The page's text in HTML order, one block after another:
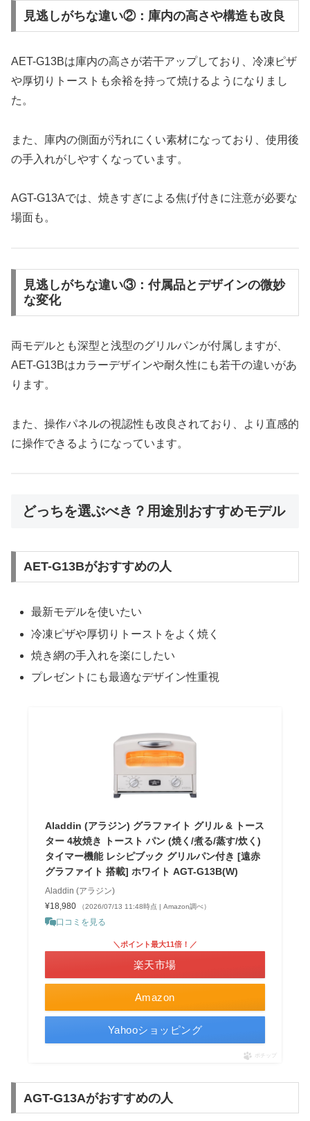
見逃しがちな違い②：庫内の高さや構造も改良
AET-G13Bは庫内の高さが若干アップしており、冷凍ピザ
や厚切りトーストも余裕を持って焼けるようになりまし
た。
また、庫内の側面が汚れにくい素材になっており、使用後
の手入れがしやすくなっています。
AGT-G13Aでは、焼きすぎによる焦げ付きに注意が必要な
場面も。
見逃しがちな違い③：付属品とデザインの微妙
な変化
両モデルとも深型と浅型のグリルパンが付属しますが、
AET-G13Bはカラーデザインや耐久性にも若干の違いがあ
ります。
また、操作パネルの視認性も改良されており、より直感的
に操作できるようになっています。
どっちを選ぶべき？用途別おすすめモデル
AET-G13Bがおすすめの人
最新モデルを使いたい
冷凍ピザや厚切りトーストをよく焼く
焼き網の手入れを楽にしたい
プレゼントにも最適なデザイン性重視
Aladdin (アラジン) グラファイト グリル & トース
ター 4枚焼き トースト パン (焼く/煮る/蒸す/炊く)
タイマー機能 レシピブック グリルパン付き [遠赤
グラファイト 搭載] ホワイト AGT-G13B(W)
Aladdin (アラジン)
¥18,980
（2026/07/13 11:48時点 | Amazon調べ）
口コミを見る
Amazon
＼ポイント最大11倍！／
楽天市場
Yahooショッピング
ポチップ
AGT-G13Aがおすすめの人